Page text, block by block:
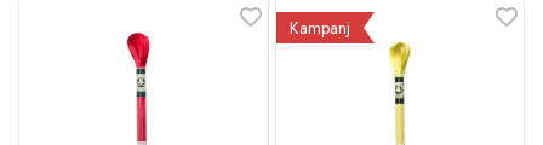
Kampanj